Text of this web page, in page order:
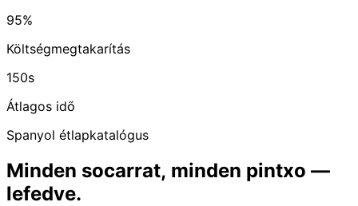
95%
Költségmegtakarítás
150s
Átlagos idő
Spanyol étlapkatalógus
Minden socarrat, minden pintxo —
lefedve.